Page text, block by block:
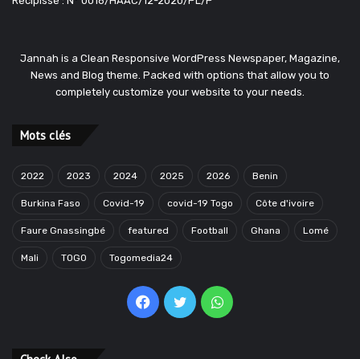
Jannah is a Clean Responsive WordPress Newspaper, Magazine,
News and Blog theme. Packed with options that allow you to
completely customize your website to your needs.
Mots clés
2022 2023 2024 2025 2026 Benin
Burkina Faso Covid-19 covid-19 Togo Côte d'ivoire
Faure Gnassingbé featured Football Ghana Lomé
Mali TOGO Togomedia24
Facebook
TwitterWhatsApp